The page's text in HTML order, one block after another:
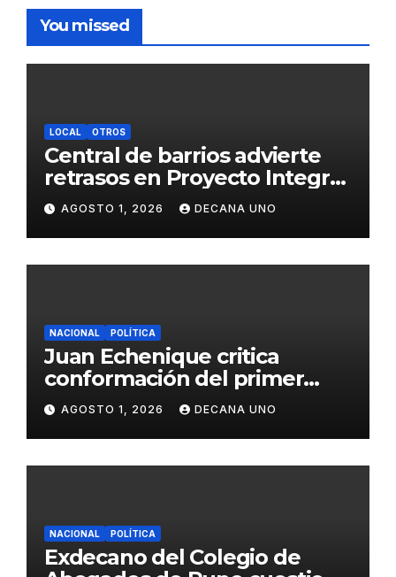
You missed
LOCAL OTROS
Central de barrios advierte
retrasos en Proyecto Integral
de Agua y Alcantarillado para
Juliaca
AGOSTO 1, 2026 DECANA UNO
NACIONAL POLÍTICA
Juan Echenique critica
conformación del primer
gabinete ministerial de Keiko
Fujimori
AGOSTO 1, 2026 DECANA UNO
NACIONAL POLÍTICA
Exdecano del Colegio de